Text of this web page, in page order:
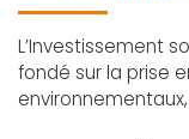
L’Investissement
fondé sur la prise